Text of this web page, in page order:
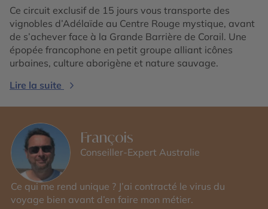
Ce circuit exclusif de 15 jours vous transporte des
vignobles d’Adélaïde au Centre Rouge mystique, avant
de s’achever face à la Grande Barrière de Corail. Une
épopée francophone en petit groupe alliant icônes
urbaines, culture aborigène et nature sauvage.
Lire la suite
François
Conseiller-Expert Australie
Ce qui me rend unique ? J’ai contracté le virus du
voyage bien avant d’en faire mon métier.